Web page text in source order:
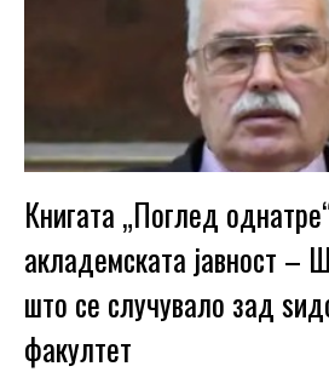
Книгата „Поглед
акладемската јавност –
што се случувало зад
факултет